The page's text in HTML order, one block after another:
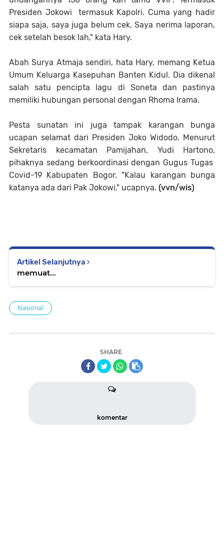
Presiden Jokowi termasuk Kapolri. Cuma yang hadir
siapa saja, saya juga belum cek. Saya nerima laporan,
cek setelah besok lah," kata Hary.
Abah Surya Atmaja sendiri, hata Hary, memang Ketua
Umum Keluarga Kasepuhan Banten Kidul. Dia dikenal
salah satu pencipta lagu di Soneta dan pastinya
memiliki hubungan personal dengan Rhoma Irama.
Pesta sunatan ini juga tampak karangan bunga
ucapan selamat dari Presiden Joko Widodo. Menurut
Sekretaris kecamatan Pamijahan, Yudi Hartono,
pihaknya sedang berkoordinasi dengan Gugus Tugas
Covid-19 Kabupaten Bogor. "Kalau karangan bunga
katanya ada dari Pak Jokowi," ucapnya. (vvn/wis)
Artikel Selanjutnya
memuat...
Nasional
SHARE
komentar